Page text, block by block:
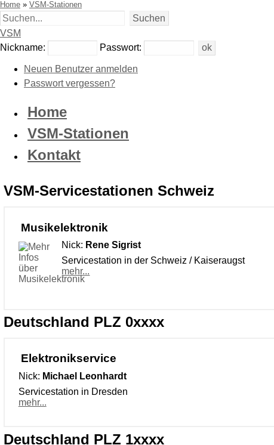
Home » VSM-Stationen
VSM
Nickname:
Passwort:
Neuen Benutzer anmelden
Passwort vergessen?
Home
VSM-Stationen
Kontakt
VSM-Servicestationen Schweiz
Musikelektronik
Nick: Rene Sigrist
Servicestation in der Schweiz / Kaiseraugst
mehr...
Deutschland PLZ 0xxxx
Elektronikservice
Nick: Michael Leonhardt
Servicestation in Dresden
mehr...
Deutschland PLZ 1xxxx